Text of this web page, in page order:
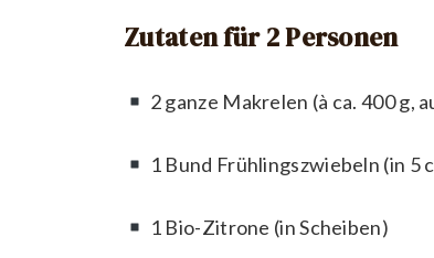
Zutaten für 2 Personen
2 ganze Makrelen (à ca. 400 g,
1 Bund Frühlingszwiebeln (in 5
1 Bio-Zitrone (in Scheiben)